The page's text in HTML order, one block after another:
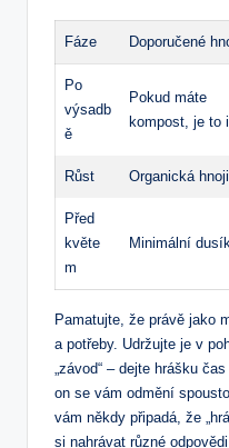
Fáze Doporučené
Po
výsadb
ě
Pokud máte
kompost, je to
Růst Organická
Před
květe
m
Minimální
Pamatujte, že právě jako
a potřeby. Udržujte je v
„závod“ – dejte hrášku
on se vám odmění
vám někdy připadá, že
si nahrávat různé